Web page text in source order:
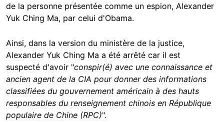
de la personne présentée comme un espion, Alexander
Yuk Ching Ma, par celui d'Obama.
Ainsi, dans la version du ministère de la justice,
Alexander Yuk Ching Ma a été arrêté car il est
suspecté d'avoir "conspir(é) avec une connaissance et
ancien agent de la CIA pour donner des informations
classifiées du gouvernement américain à des hauts
responsables du renseignement chinois en République
populaire de Chine (RPC)".